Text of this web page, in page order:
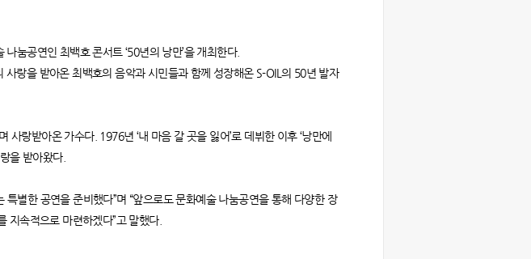
눔공연인 최백호 콘서트 ‘50년의 낭만’을 개최한다.
랑을 받아온 최백호의 음악과 시민들과 함께 성장해온 S-OIL의 50년 발자
랑받아온 가수다. 1976년 ‘내 마음 갈 곳을 잃어’로 데뷔한 이후 ‘낭만에
을 받아왔다.
별한 공연을 준비했다”며 “앞으로도 문화예술 나눔공연을 통해 다양한 장
지속적으로 마련하겠다”고 말했다.